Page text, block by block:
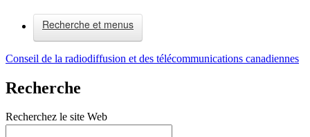
Recherche et menus
Conseil de la radiodiffusion et des télécommunications canadiennes
Recherche
Recherchez le site Web